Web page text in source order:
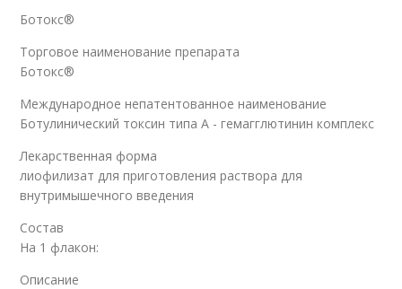
Ботокс®
Торговое наименование препарата
Ботокс®
Международное непатентованное наименование
Ботулинический токсин типа A - гемагглютинин комплекс
Лекарственная форма
лиофилизат для приготовления раствора для
внутримышечного введения
Состав
На 1 флакон:
Описание